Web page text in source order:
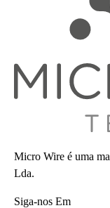
Micro Wire é uma
Lda.
Siga-nos Em